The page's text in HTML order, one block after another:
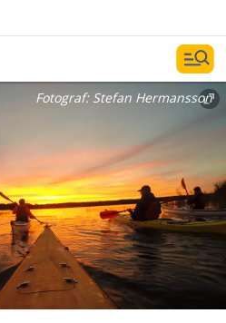
Fotograf: Stefan Hermansson